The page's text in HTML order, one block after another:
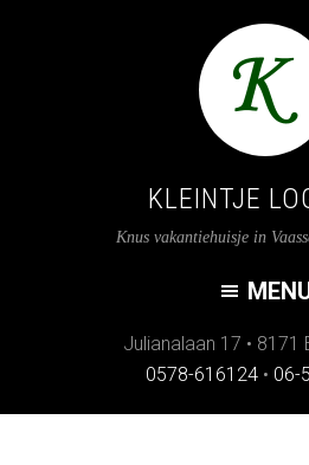
KLEINTJE
Knus vakantiehuisje in
Julianalaan 17 • 8171
0578-616124 • 06-